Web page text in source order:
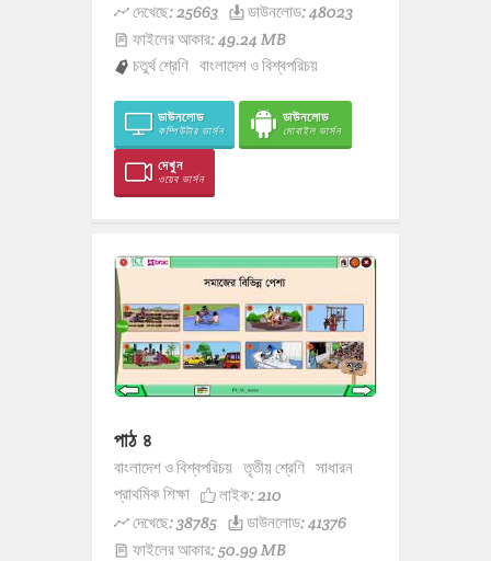
দেখেছে: 25663
ডাউনলোড: 48023
ফাইলের আকার: 49.24 MB
চতুর্থ শ্রেণি বাংলাদেশ ও বিশ্বপরিচয়
ডাউনলোড
কম্পিউটার ভার্সন
ডাউনলোড
মোবাইল ভার্সন
দেখুন
ওয়েব ভার্সন
পাঠ ৪
বাংলাদেশ ও বিশ্বপরিচয় তৃতীয় শ্রেণি সাধারন
প্রাথমিক শিক্ষা
লাইক:210
দেখেছে: 38785
ডাউনলোড: 41376
ফাইলের আকার: 50.99 MB